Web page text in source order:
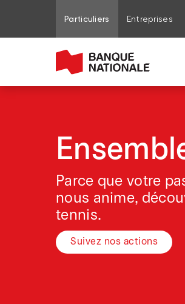
Aller au contenu de la page
Aller au menu principal
Me connecter à mon compte
Particuliers Entreprises
Parce que votre
nous anime,
tennis.
Suivez nos actions